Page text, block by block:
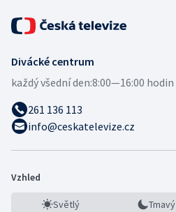
Divácké centrum
každý všední den:8:00—16:00 hodin
261 136 113
info@ceskatelevize.cz
Vzhled
Světlý Tmavý